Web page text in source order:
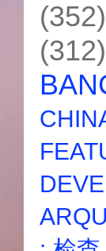
(352)
(312)